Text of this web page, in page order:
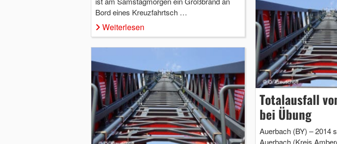
Bord eines Kreuzfahrtsch …
Weiterlesen
Totalausfall
bei Übung
Auerbach (BY) – 2014
Auerbach (Kreis